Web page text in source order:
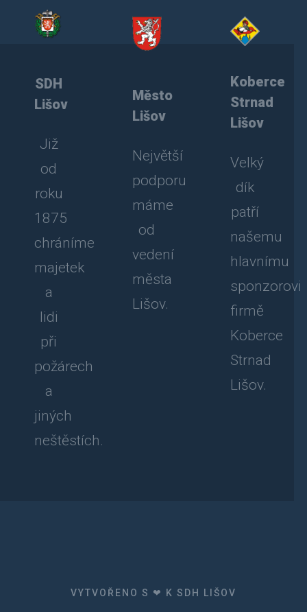
SDH
Lišov
Již
od
roku
1875
chráníme
majetek
a
lidi
při
požárech
a
jiných
neštěstích.
Město
Lišov
Největší
podporu
máme
od
vedení
města
Lišov.
Koberce
Strnad
Lišov
Velký
dík
patří
našemu
hlavnímu
sponzorovi
firmě
Koberce
Strnad
Lišov.
VYTVOŘENO S ❤ K SDH LIŠOV